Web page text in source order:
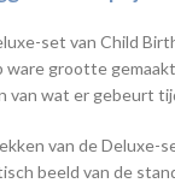
set van Child
ware grootte
van wat er gebeurt
van de Deluxe-
beeld van de